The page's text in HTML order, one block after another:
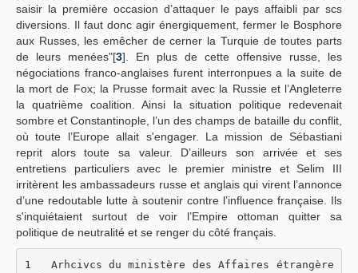
saisir la première occasion d’attaquer le pays affaibli par scs
diversions. Il faut donc agir énergiquement, fermer le Bosphore
aux Russes, les emêcher de cerner la Turquie de toutes parts
de leurs menées"[3]. En plus de cette offensive russe, les
négociations franco-anglaises furent interronpues a la suite de
la mort de Fox; la Prusse formait avec la Russie et l’Angleterre
la quatrième coalition. Ainsi la situation politique redevenait
sombre et Constantinople, l’un des champs de bataille du conflit,
où toute l’Europe allait s'engager. La mission de Sébastiani
reprit alors toute sa valeur. D’ailleurs son arrivée et ses
entretiens particuliers avec le premier ministre et Selim III
irritèrent les ambassadeurs russe et anglais qui virent l’annonce
d’une redoutable lutte à soutenir contre l’influence française. Ils
s'inquiétaient surtout de voir l’Empire ottoman quitter sa
politique de neutralité et se renger du côté français.
1   Arhcivcs du ministère des Affaires étrangère